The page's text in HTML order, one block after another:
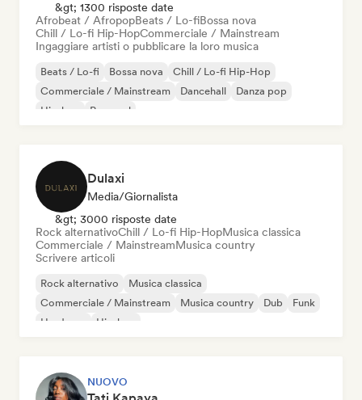
&gt; 1300 risposte date
Afrobeat / AfropopBeats / Lo-fiBossa nova
Chill / Lo-fi Hip-HopCommerciale / Mainstream
Ingaggiare artisti o pubblicare la loro musica
Beats / Lo-fi Bossa nova
Chill / Lo-fi Hip-Hop
Commerciale / Mainstream
Dancehall
Danza pop
Hip-hop
Pop soul
Dulaxi
Media/Giornalista
&gt; 3000 risposte date
Rock alternativoChill / Lo-fi Hip-HopMusica classica
Commerciale / MainstreamMusica country
Scrivere articoli
Rock alternativo
Musica classica
Commerciale / Mainstream
Musica country Dub
Funk
Hardcore
Hip-hop
NUOVO